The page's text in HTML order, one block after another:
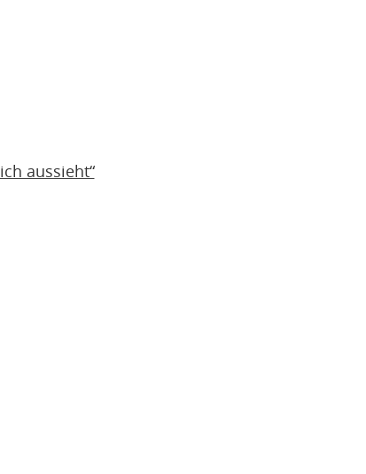
aussieht“